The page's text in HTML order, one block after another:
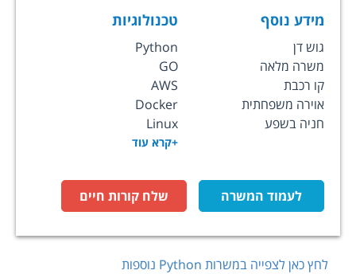
מידע נוסף
גוש דן
משרה מלאה
קו רכבת
אוירה משפחתית
חניה בשפע
טכנולוגיות
Python
GO
AWS
Docker
Linux
+קרא עוד
לעמוד המשרה שלח קורות חיים
לחץ כאן לצפייה במשרות Python נוספות